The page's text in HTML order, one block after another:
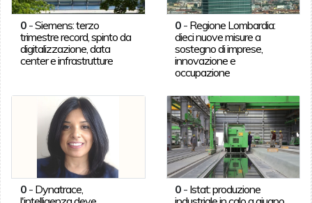
0-Siemens: terzo
trimestre record, spinto da
digitalizzazione, data
center e infrastrutture
0 - Regione Lombardia:
dieci nuove misure a
sostegno di imprese,
innovazione e
occupazione
0- Dynatrace,
0 - Istat: produzione